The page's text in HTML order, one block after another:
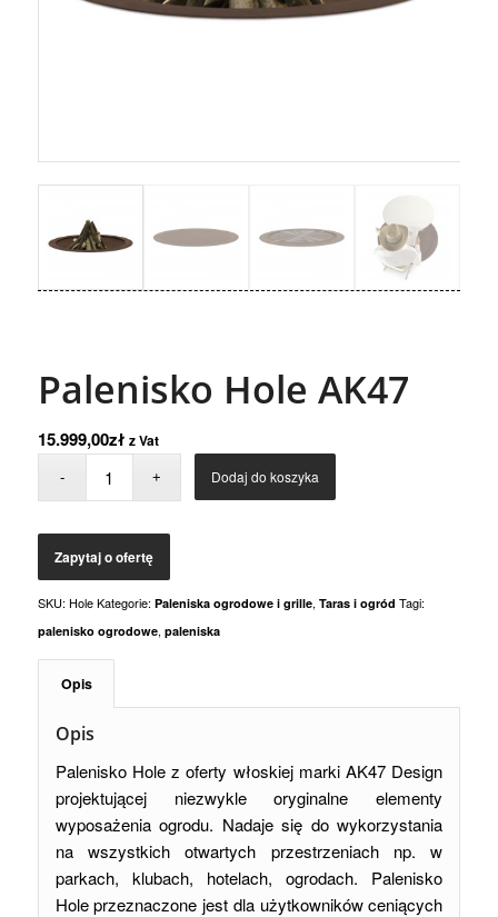
Palenisko Hole AK47
15.999,00zł z Vat
Dodaj do koszyka
SKU: Hole Kategorie: Paleniska ogrodowe i grille, Taras i ogród Tagi:
palenisko ogrodowe, paleniska
Opis
Opis
Palenisko Hole z oferty włoskiej marki AK47 Design
projektującej niezwykle oryginalne elementy
wyposażenia ogrodu. Nadaje się do wykorzystania
na wszystkich otwartych przestrzeniach np. w
parkach, klubach, hotelach, ogrodach. Palenisko
Hole przeznaczone jest dla użytkowników ceniących